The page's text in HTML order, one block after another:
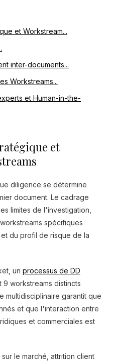
et Workstream...
inter-documents...
Workstreams...
et Human-in-the-
et
diligence se détermine
document. Le cadrage
limites de l'investigation,
spécifiques
du profil de risque de la
un processus de DD
workstreams distincts
multidisciplinaire garantit que
et que l'interaction entre
et commerciales est
sur le marché, attrition client